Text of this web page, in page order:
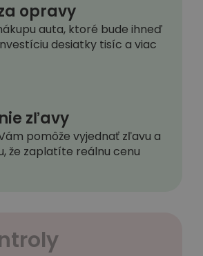
opravy
auta, ktoré bude ihneď
desiatky tisíc a viac
zľavy
pomôže vyjednať zľavu a
že zaplatíte reálnu cenu